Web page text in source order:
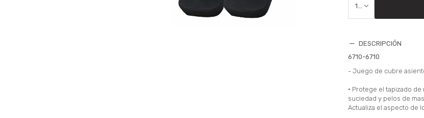
DESCRIPCIÓN
6710-6710
- Juego de cubre
• Protege el tapizado
suciedad y pelos de
Actualiza el aspecto de